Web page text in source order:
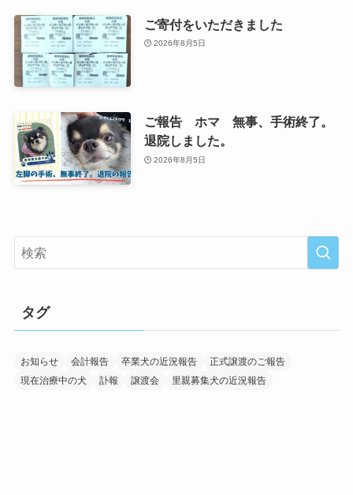
ご寄付をいただきました
2026年8月5日
ご報告 ホマ 無事、手術終了。
退院しました。
2026年8月5日
タグ
お知らせ 会計報告 卒業犬の近況報告
正式譲渡のご報告
現在治療中の犬
訃報 譲渡会 里親募集犬の近況報告